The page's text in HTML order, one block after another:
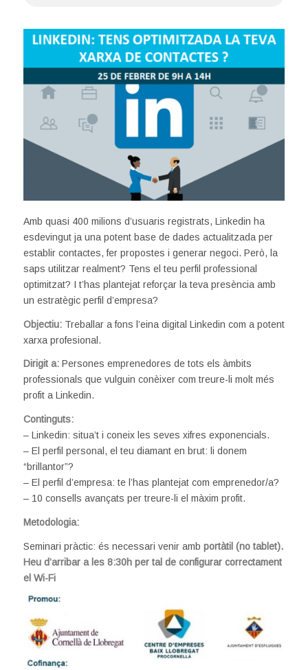
Amb quasi 400 milions d’usuaris registrats, Linkedin ha
esdevingut ja una potent base de dades actualitzada per
establir contactes, fer propostes i generar negoci. Però, la
saps utilitzar realment? Tens el teu perfil professional
optimitzat? I t’has plantejat reforçar la teva presència amb
un estratègic perfil d’empresa?
Objectiu: Treballar a fons l’eina digital Linkedin com a potent
xarxa profesional.
Dirigit a: Persones emprenedores de tots els àmbits
professionals que vulguin conèixer com treure-li molt més
profit a Linkedin.
Continguts:
– Linkedin: situa’t i coneix les seves xifres exponencials.
– El perfil personal, el teu diamant en brut: li donem
“brillantor”?
– El perfil d’empresa: te l’has plantejat com emprenedor/a?
– 10 consells avançats per treure-li el màxim profit.
Metodologia:
Seminari pràctic: és necessari venir amb portàtil (no tablet).
Heu d’arribar a les 8:30h per tal de configurar correctament
el Wi-Fi